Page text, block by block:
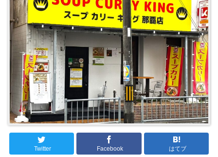
Twitter Facebook はてブ